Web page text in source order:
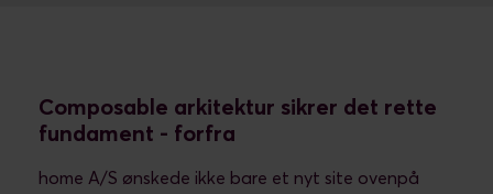
Composable arkitektur sikrer det rette
fundament - forfra
home A/S ønskede ikke bare et nyt site ovenpå